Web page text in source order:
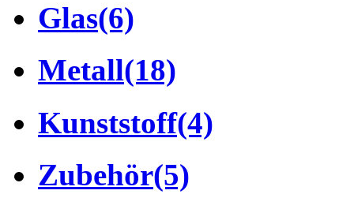
Glas(6)
Metall(18)
Kunststoff(4)
Zubehör(5)